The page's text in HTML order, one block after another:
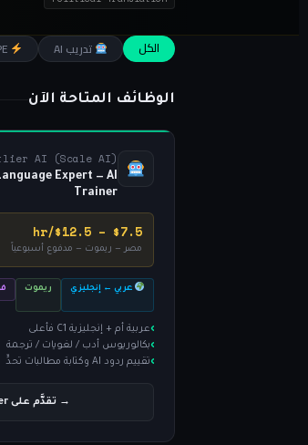
الكل تدريب AI
الوظائف المتاحة الآن
AI (Scale AI)
Expert — AI
Trainer
$7.5 – $12.5/hr
مصر — ريموت — مدفوع أسبوعياً
عربي ← إنجليزي ريموت
عربية أم + إنجليزية C1 فأعلى
بكالوريوس أدب / لغويات / ترجمة
تقييم ردود AI وكتابة مطالبات تحدٍّ
→ تقدَّم على Outlier